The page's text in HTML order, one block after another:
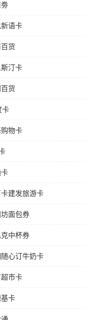
语卡
货
汀卡
货
卡
物卡
建发旅游卡
面包券
中杯券
心订牛奶卡
市卡
卡